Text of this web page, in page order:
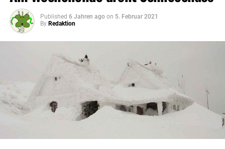
Published 6 Jahren ago on 5. Februar 2021
By Redaktion